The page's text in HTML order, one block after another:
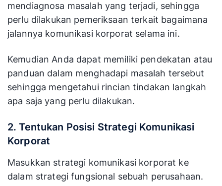
mendiagnosa masalah yang terjadi, sehingga
perlu dilakukan pemeriksaan terkait bagaimana
jalannya komunikasi korporat selama ini.
Kemudian Anda dapat memiliki pendekatan atau
panduan dalam menghadapi masalah tersebut
sehingga mengetahui rincian tindakan langkah
apa saja yang perlu dilakukan.
2. Tentukan Posisi Strategi Komunikasi
Korporat
Masukkan strategi komunikasi korporat ke
dalam strategi fungsional sebuah perusahaan.